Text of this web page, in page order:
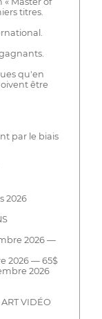
titres.
qu'en
être
par le biais
2026
2026 —
2026 — 65$
2026
VIDÉO